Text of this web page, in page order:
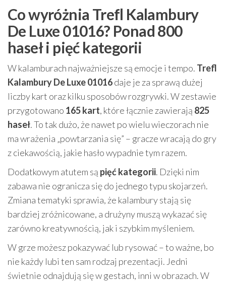
Co wyróżnia Trefl Kalambury
De Luxe 01016? Ponad 800
haseł i pięć kategorii
W kalamburach najważniejsze są emocje i tempo. Trefl
Kalambury De Luxe 01016daje je za sprawą dużej
liczby kart oraz kilku sposobów rozgrywki. W zestawie
przygotowano 165 kart, które łącznie zawierają 825
haseł. To tak dużo, że nawet po wielu wieczorach nie
ma wrażenia „powtarzania się” – gracze wracają do gry
z ciekawością, jakie hasło wypadnie tym razem.
Dodatkowym atutem są pięć kategorii. Dzięki nim
zabawa nie ogranicza się do jednego typu skojarzeń.
Zmiana tematyki sprawia, że kalambury stają się
bardziej zróżnicowane, a drużyny muszą wykazać się
zarówno kreatywnością, jak i szybkim myśleniem.
W grze możesz pokazywać lub rysować – to ważne, bo
nie każdy lubi ten sam rodzaj prezentacji. Jedni
świetnie odnajdują się w gestach, inni w obrazach. W